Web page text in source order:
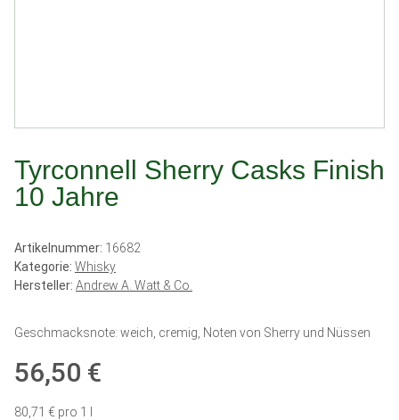
Tyrconnell Sherry Casks Finish
10 Jahre
Artikelnummer: 16682
Kategorie: Whisky
Hersteller: Andrew A. Watt & Co.
Geschmacksnote: weich, cremig, Noten von Sherry und Nüssen
56,50 €
80,71 € pro 1 l